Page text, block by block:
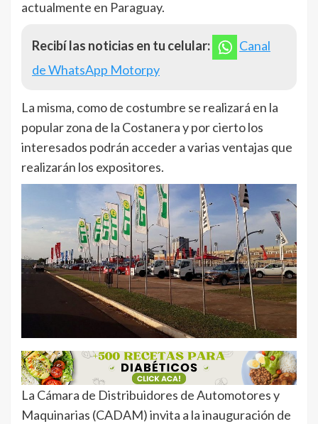
actualmente en Paraguay.
Recibí las noticias en tu celular:
Canal
de WhatsApp Motorpy
La misma, como de costumbre se realizará en la
popular zona de la Costanera y por cierto los
interesados podrán acceder a varias ventajas que
realizarán los expositores.
La Cámara de Distribuidores de Automotores y
Maquinarias (CADAM) invita a la inauguración de